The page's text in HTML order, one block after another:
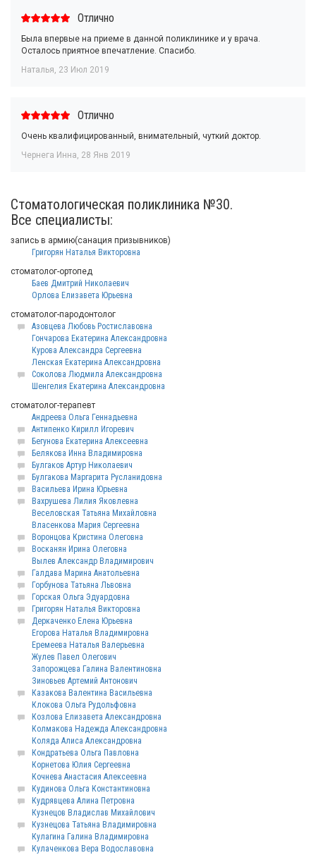
Отлично
Была впервые на приеме в данной поликлинике и у врача.
Осталось приятное впечатление. Спасибо.
Наталья, 23 Июл 2019
Отлично
Очень квалифицированный, внимательный, чуткий доктор.
Чернега Инна, 28 Янв 2019
Стоматологическая поликлиника №30.
Все специалисты:
запись в армию(санация призывников)
Григорян Наталья Викторовна
стоматолог-ортопед
Баев Дмитрий Николаевич
Орлова Елизавета Юрьевна
стоматолог-пародонтолог
Азовцева Любовь Ростиславовна
Гончарова Екатерина Александровна
Курова Александра Сергеевна
Ленская Екатерина Александровна
Соколова Людмила Александровна
Шенгелия Екатерина Александровна
стоматолог-терапевт
Андреева Ольга Геннадьевна
Антипенко Кирилл Игоревич
Бегунова Екатерина Алексеевна
Белякова Инна Владимировна
Булгаков Артур Николаевич
Булгакова Маргарита Русланидовна
Васильева Ирина Юрьевна
Вахрушева Лилия Яковлевна
Веселовская Татьяна Михайловна
Власенкова Мария Сергеевна
Воронцова Кристина Олеговна
Восканян Ирина Олеговна
Вылев Александр Владимирович
Галдава Марина Анатольевна
Горбунова Татьяна Львовна
Горская Ольга Эдуардовна
Григорян Наталья Викторовна
Деркаченко Елена Юрьевна
Егорова Наталья Владимировна
Еремеева Наталья Валерьевна
Жулев Павел Олегович
Запорожцева Галина Валентиновна
Зиновьев Артемий Антонович
Казакова Валентина Васильевна
Клокова Ольга Рудольфовна
Козлова Елизавета Александровна
Колмакова Надежда Александровна
Коляда Алиса Александровна
Кондратьева Ольга Павловна
Корнетова Юлия Сергеевна
Кочнева Анастасия Алексеевна
Кудинова Ольга Константиновна
Кудрявцева Алина Петровна
Кузнецов Владислав Михайлович
Кузнецова Татьяна Владимировна
Кулагина Галина Владимировна
Кулаченкова Вера Водославовна